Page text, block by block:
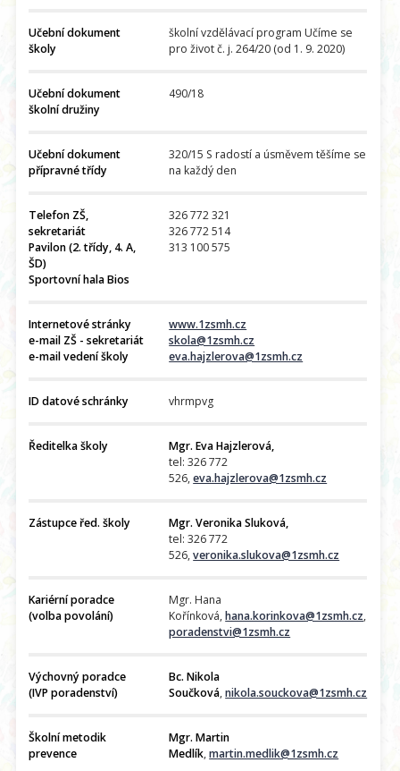
Učební dokument
školy
školní vzdělávací program Učíme se
pro život č. j. 264/20 (od 1. 9. 2020)
Učební dokument
školní družiny
490/18
Učební dokument
přípravné třídy
320/15 S radostí a úsměvem těšíme se
na každý den
Telefon ZŠ,
sekretariát
Pavilon (2. třídy, 4. A,
ŠD)
Sportovní hala Bios
326 772 321
326 772 514
313 100 575
Internetové stránky
e-mail ZŠ - sekretariát
e-mail vedení školy
www.1zsmh.cz
skola@1zsmh.cz
eva.hajzlerova@1zsmh.cz
ID datové schránky vhrmpvg
Ředitelka školy
Mgr. Eva Hajzlerová,
tel: 326 772
526,eva.hajzlerova@1zsmh.cz
Zástupce řed. školy
Mgr. Veronika Sluková,
tel: 326 772
526,veronika.slukova@1zsmh.cz
Kariérní poradce
(volba povolání)
Mgr. Hana
Kořínková,hana.korinkova@1zsmh.cz,
poradenstvi@1zsmh.cz
Výchovný poradce
(IVP poradenství)
Bc. Nikola
Součková,nikola.souckova@1zsmh.cz
Školní metodik
prevence
Mgr. Martin
Medlík,martin.medlik@1zsmh.cz